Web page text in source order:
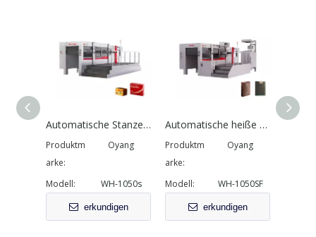
Vollautomatische No-Crease-Blech-FütterungspapierbeutelmaschineAutomatische Stanze Schneid- und Faltenmaschine
Produktm
arke:
Oyang
Modell: WH-1050s
erkundigen
Automatische heiße Folienstanzung und Sterblichkeitsschneidemaschine
Produktm
arke:
Oyang
Modell: WH-1050SF
erkundigen